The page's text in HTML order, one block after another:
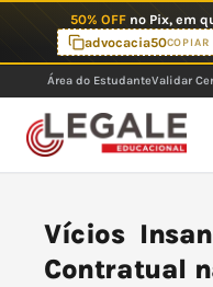
o
conteúdo
50% OFFno Pix, em
advocacia50COPIAR
Área do EstudanteValidar
Vícios
Contratual